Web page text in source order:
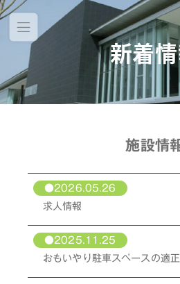
新着
施設情
●2026.05.26
求人情報
●2025.11.25
おもいやり駐車スペースの適